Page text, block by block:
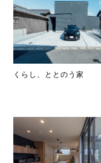
くらし、ととのう家